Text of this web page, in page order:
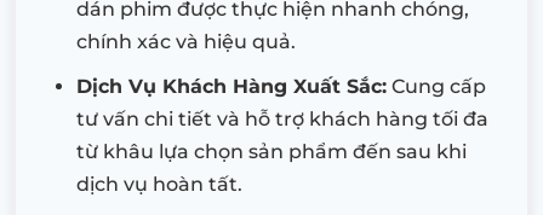
dán phim được thực hiện nhanh chóng,
chính xác và hiệu quả.
Dịch Vụ Khách Hàng Xuất Sắc: Cung cấp
tư vấn chi tiết và hỗ trợ khách hàng tối đa
từ khâu lựa chọn sản phẩm đến sau khi
dịch vụ hoàn tất.